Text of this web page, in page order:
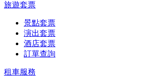
旅遊套票
景點套票
演出套票
酒店套票
訂單查詢
租車服務